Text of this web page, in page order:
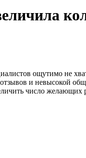
ощутимо не
и невысокой
число